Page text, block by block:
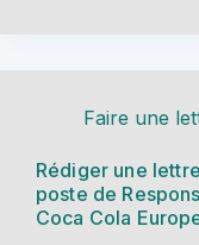
Faire une
Rédiger une
poste de
Coca Cola